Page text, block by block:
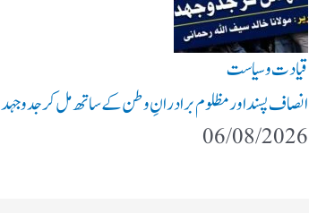
قیادت وسیاست
انصاف پسند اور مظلوم برادرانِ وطن کے ساتھ مل کر جدوجہد
06/08/2026